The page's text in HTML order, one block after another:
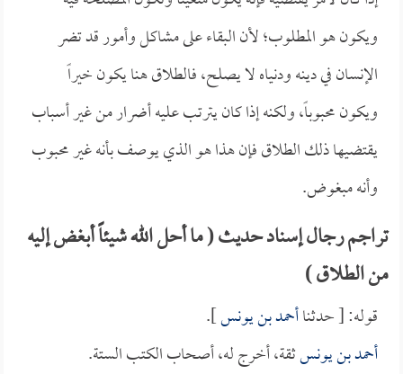
ويكون هو المطلوب؛ لأن البقاء على مشاكل وأمور قد تضر
الإنسان في دينه ودنياه لا يصلح، فالطلاق هنا يكون خيراً
ويكون محبوباً، ولكنه إذا كان يترتب عليه أضرار من غير أسباب
يقتضيها ذلك الطلاق فإن هذا هو الذي يوصف بأنه غير محبوب
وأنه مبغوض.
تراجم رجال إسناد حديث ( ما أحل الله شيئاً أبغض إليه
من الطلاق )
قوله: [ حدثناأحمد بن يونس].
أحمد بن يونسثقة، أخرج له، أصحاب الكتب الستة.